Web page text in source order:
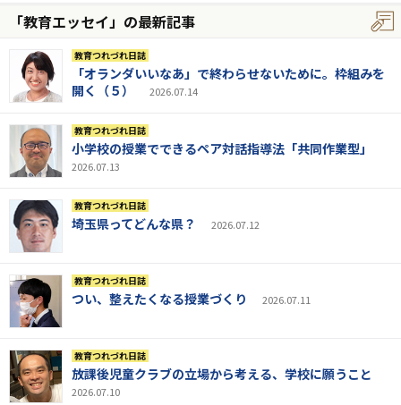
「教育エッセイ」の最新記事
教育つれづれ日誌
「オランダいいなあ」で終わらせないために。枠組みを
開く（５）
2026.07.14
教育つれづれ日誌
小学校の授業でできるペア対話指導法「共同作業型」
2026.07.13
教育つれづれ日誌
埼玉県ってどんな県？ 2026.07.12
教育つれづれ日誌
つい、整えたくなる授業づくり 2026.07.11
教育つれづれ日誌
放課後児童クラブの立場から考える、学校に願うこと
2026.07.10